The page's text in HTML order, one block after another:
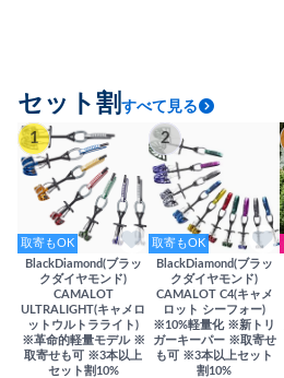
セット割 すべて見る
1
取寄もOK
BlackDiamond(ブラッ
クダイヤモンド)
CAMALOT
ULTRALIGHT(キャメロ
ットウルトラライト)
※革命的軽量モデル ※
取寄せも可 ※3本以上
セット割10%
2
取寄もOK
BlackDiamond(ブラッ
クダイヤモンド)
CAMALOT C4(キャメ
ロット シーフォー)
※10%軽量化 ※新トリ
ガーキーパー ※取寄せ
も可 ※3本以上セット
割10%